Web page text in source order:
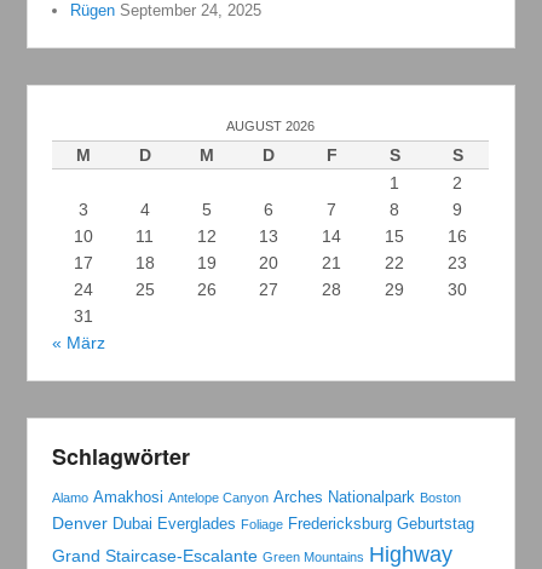
Rügen September 24, 2025
AUGUST 2026
M D M D F S
S
1
2
3
4 5 6 7 8
9
10
11 12 13 14 15
16
17
18 19 20 21 22
23
24
25 26 27 28 29
30
31
« März
Schlagwörter
Alamo Amakhosi Antelope Canyon Arches Nationalpark Boston
Denver Dubai Everglades Foliage Fredericksburg Geburtstag
Grand Staircase-Escalante Green Mountains Highway